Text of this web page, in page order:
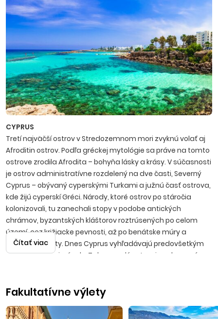
CYPRUS
Tretí najväčší ostrov v Stredozemnom mori zvyknú volať aj
Afroditin ostrov. Podľa gréckej mytológie sa práve na tomto
ostrove zrodila Afrodita – bohyňa lásky a krásy. V súčasnosti
je ostrov administratívne rozdelený na dve časti, Severný
Cyprus – obývaný cyperskými Turkami a južnú časť ostrova,
kde žijú cyperskí Gréci. Národy, ktoré ostrov po stáročia
kolonizovali, tu zanechali stopy v podobe antických
chrámov, byzantských kláštorov roztrúsených po celom
území, cez križiacke pevnosti, až po benátske múry a
islamské mešity. Dnes Cyprus vyhľadávajú predovšetkým
milovníci peknej prírody. Takmer celý ostrov je zalesnený a
Pláže majú jemný zlatistý piesok, priezračne čisté more a
Severného Cypru patrí napríklad polostrov Karpaz, ktorý je
Čítať viac
Fakultatívne výlety